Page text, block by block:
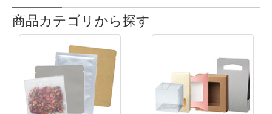
商品カテゴリから探す